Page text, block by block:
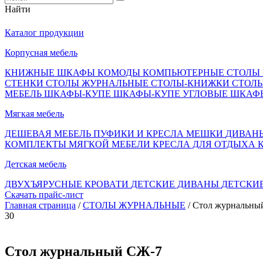
Найти
Каталог продукции
Корпусная мебель
КНИЖНЫЕ ШКАФЫ КОМОДЫ КОМПЬЮТЕРНЫЕ СТОЛЫ
СТЕНКИ СТОЛЫ ЖУРНАЛЬНЫЕ СТОЛЫ-КНИЖКИ
МЕБЕЛЬ ШКАФЫ-КУПЕ ШКАФЫ-КУПЕ УГЛОВЫЕ
Мягкая мебель
ДЕШЕВАЯ МЕБЕЛЬ ПУФИКИ И КРЕСЛА МЕШКИ
КОМПЛЕКТЫ МЯГКОЙ МЕБЕЛИ КРЕСЛА ДЛЯ ОТДЫХА
Детская мебель
ДВУХЪЯРУСНЫЕ КРОВАТИ ДЕТСКИЕ ДИВАНЫ
Скачать прайс-лист
Главная страница /СТОЛЫ ЖУРНАЛЬНЫЕ / Стол
30
Стол журнальный СЖ-7